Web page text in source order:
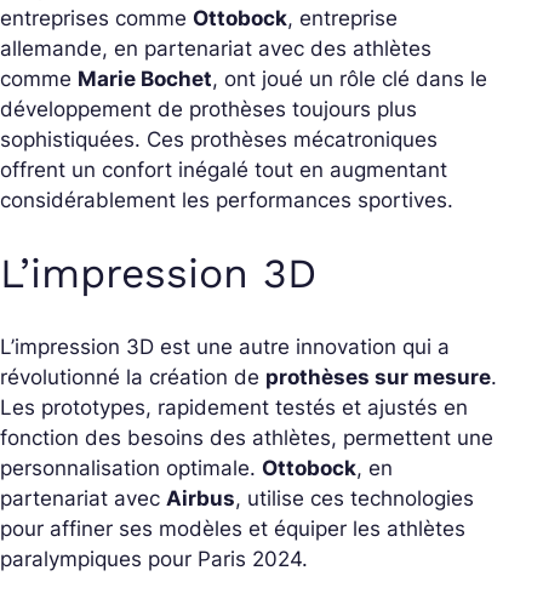
entreprises comme Ottobock, entreprise
allemande, en partenariat avec des athlètes
comme Marie Bochet, ont joué un rôle clé dans le
développement de prothèses toujours plus
sophistiquées. Ces prothèses mécatroniques
offrent un confort inégalé tout en augmentant
considérablement les performances sportives.
L’impression 3D
L’impression 3D est une autre innovation qui a
révolutionné la création de prothèses sur mesure.
Les prototypes, rapidement testés et ajustés en
fonction des besoins des athlètes, permettent une
personnalisation optimale. Ottobock, en
partenariat avec Airbus, utilise ces technologies
pour affiner ses modèles et équiper les athlètes
paralympiques pour Paris 2024.